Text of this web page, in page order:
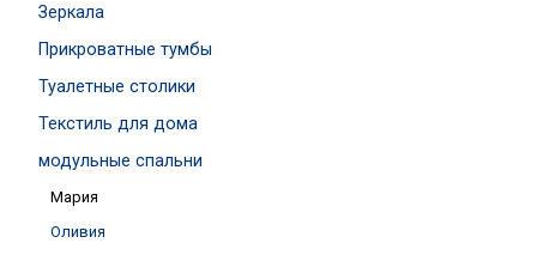
Зеркала
Прикроватные тумбы
Туалетные столики
Текстиль для дома
модульные спальни
Мария
Оливия